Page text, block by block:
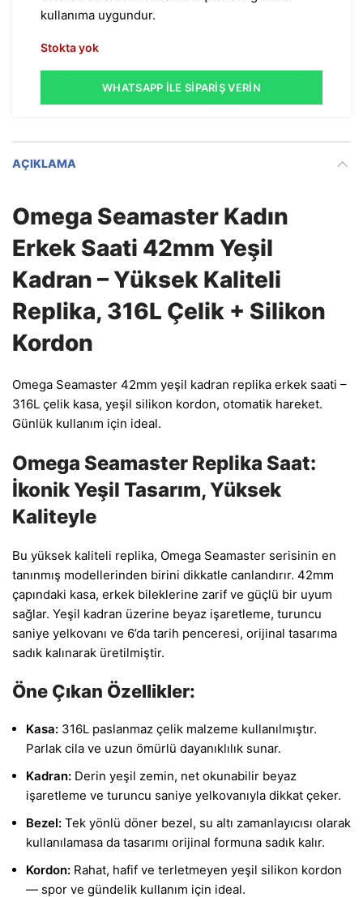
kullanıma uygundur.
Stokta yok
WHATSAPP İLE SIPARIŞ VERIN
AÇIKLAMA
Omega Seamaster Kadın
Erkek Saati 42mm Yeşil
Kadran – Yüksek Kaliteli
Replika, 316L Çelik + Silikon
Kordon
Omega Seamaster 42mm yeşil kadran replika erkek saati –
316L çelik kasa, yeşil silikon kordon, otomatik hareket.
Günlük kullanım için ideal.
Omega Seamaster Replika Saat:
İkonik Yeşil Tasarım, Yüksek
Kaliteyle
Bu yüksek kaliteli replika, Omega Seamaster serisinin en
tanınmış modellerinden birini dikkatle canlandırır. 42mm
çapındaki kasa, erkek bileklerine zarif ve güçlü bir uyum
sağlar. Yeşil kadran üzerine beyaz işaretleme, turuncu
saniye yelkovanı ve 6’da tarih penceresi, orijinal tasarıma
sadık kalınarak üretilmiştir.
Öne Çıkan Özellikler:
Kasa: 316L paslanmaz çelik malzeme kullanılmıştır.
Parlak cila ve uzun ömürlü dayanıklılık sunar.
Kadran: Derin yeşil zemin, net okunabilir beyaz
işaretleme ve turuncu saniye yelkovanıyla dikkat çeker.
Bezel: Tek yönlü döner bezel, su altı zamanlayıcısı olarak
kullanılamasa da tasarımı orijinal formuna sadık kalır.
Kordon: Rahat, hafif ve terletmeyen yeşil silikon kordon
— spor ve gündelik kullanım için ideal.